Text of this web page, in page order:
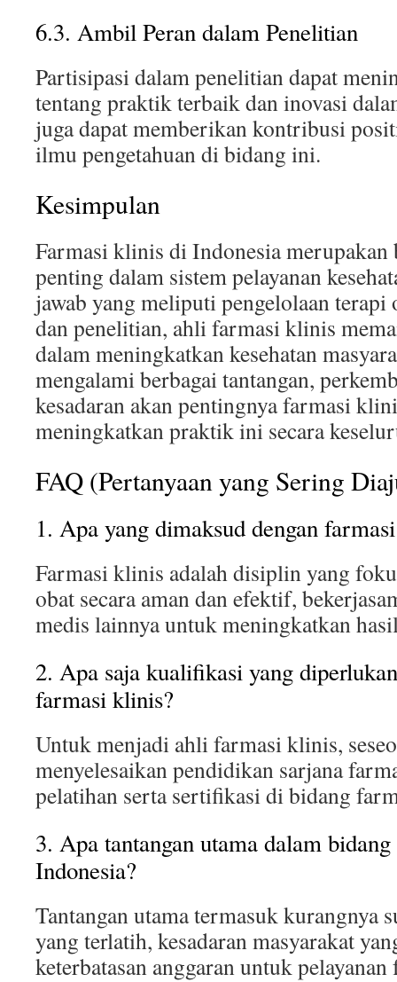
6.3. Ambil Peran dalam Penelitian
Partisipasi dalam penelitian dapat
tentang praktik terbaik dan inovasi
juga dapat memberikan kontribusi
ilmu pengetahuan di bidang ini.
Kesimpulan
Farmasi klinis di Indonesia merupakan
penting dalam sistem pelayanan
jawab yang meliputi pengelolaan terapi
dan penelitian, ahli farmasi klinis
dalam meningkatkan kesehatan
mengalami berbagai tantangan,
kesadaran akan pentingnya farmasi
meningkatkan praktik ini secara
FAQ (Pertanyaan yang Sering
1. Apa yang dimaksud dengan
Farmasi klinis adalah disiplin yang
obat secara aman dan efektif,
medis lainnya untuk meningkatkan
2. Apa saja kualifikasi yang
farmasi klinis?
Untuk menjadi ahli farmasi klinis,
menyelesaikan pendidikan sarjana
pelatihan serta sertifikasi di bidang
3. Apa tantangan utama dalam
Indonesia?
Tantangan utama termasuk kurangnya
yang terlatih, kesadaran masyarakat
keterbatasan anggaran untuk